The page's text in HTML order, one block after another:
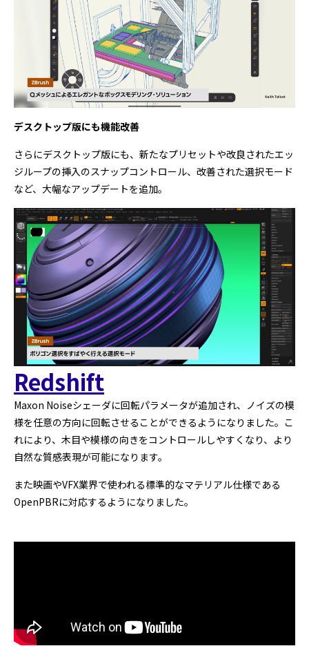
デスクトップ版にも機能改善
さらにデスクトップ版にも、新たなプリセットや改良されたエッ
ジループの挿入のスナップコントロール、改善された選択モード
など、大幅なアップデートを追加。
Redshift
Maxon Noiseシェーダに回転パラメータが追加され、ノイズの模
様を任意の方向に回転させることができるようになりました。こ
れにより、木目や模様の向きをコントロールしやすくなり、より
自然な質感表現が可能になります。
また映画やVFX業界で使われる標準的なマテリアル仕様である
OpenPBRに対応するようになりました。